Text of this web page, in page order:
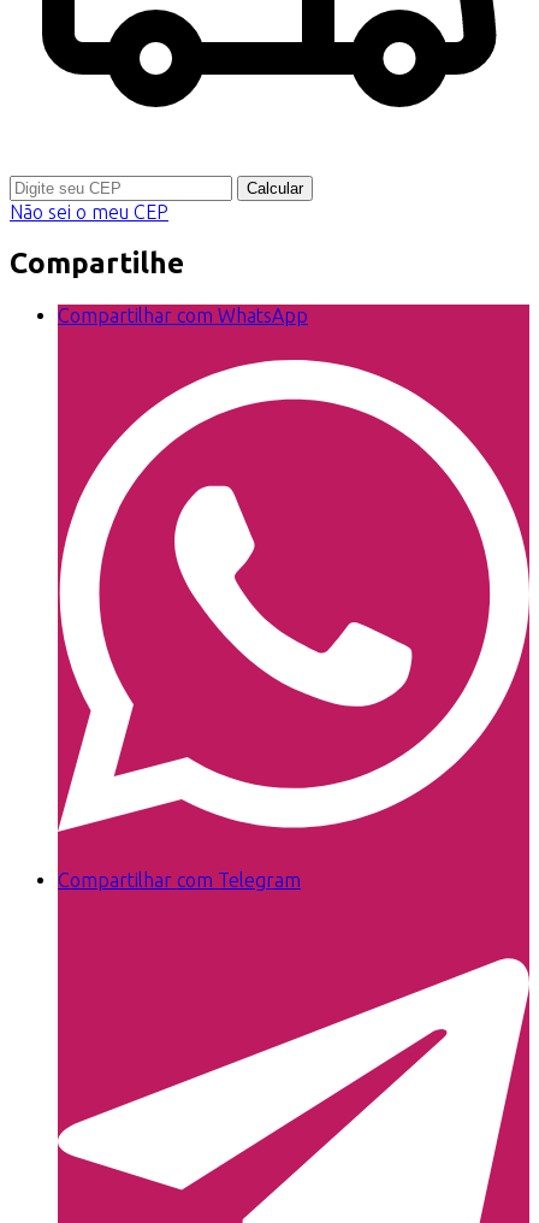
Calcular
Não sei o meu CEP
Compartilhe
Compartilhar com WhatsApp
Compartilhar com Telegram